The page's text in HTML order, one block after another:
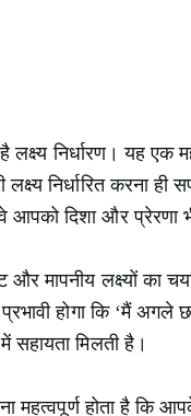
लक्ष्य निर्धारण। यह
निर्धारित करना
आपको दिशा और प्रेरणा
और मापनीय लक्ष्यों का
होगा कि ‘मैं
सहायता मिलती है।
महत्वपूर्ण होता है कि